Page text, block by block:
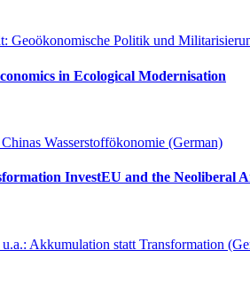
Geoökonomische Politik und
in Ecological Modernisation
Wasserstoffökonomie (German)
InvestEU and the Neoliberal
Akkumulation statt Transformation